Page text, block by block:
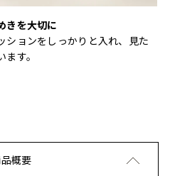
きを大切に
ションをしっかりと入れ、見た
す。
概要